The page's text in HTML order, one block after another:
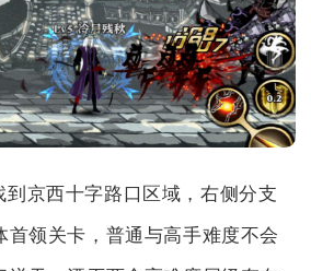
到京西十字路口区域，右侧分支
首领关卡，普通与高手难度不会